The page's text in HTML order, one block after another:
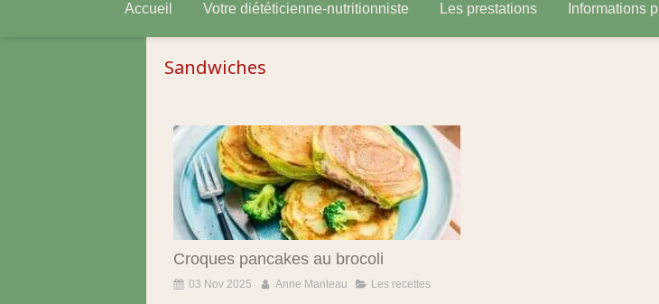
Accueil Votre diététicienne-nutritionniste Les prestations Informations
Sandwiches
Croques pancakes au brocoli
03 Nov 2025 Anne Manteau Les recettes